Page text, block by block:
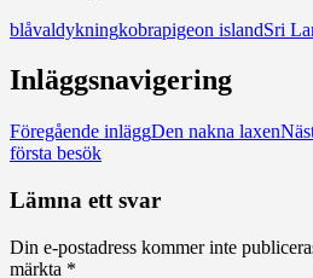
blåvaldykningkobrapigeon islandSri
Inläggsnavigering
Föregående inläggDen nakna laxen
första besök
Lämna ett svar
Din e-postadress kommer inte
märkta *